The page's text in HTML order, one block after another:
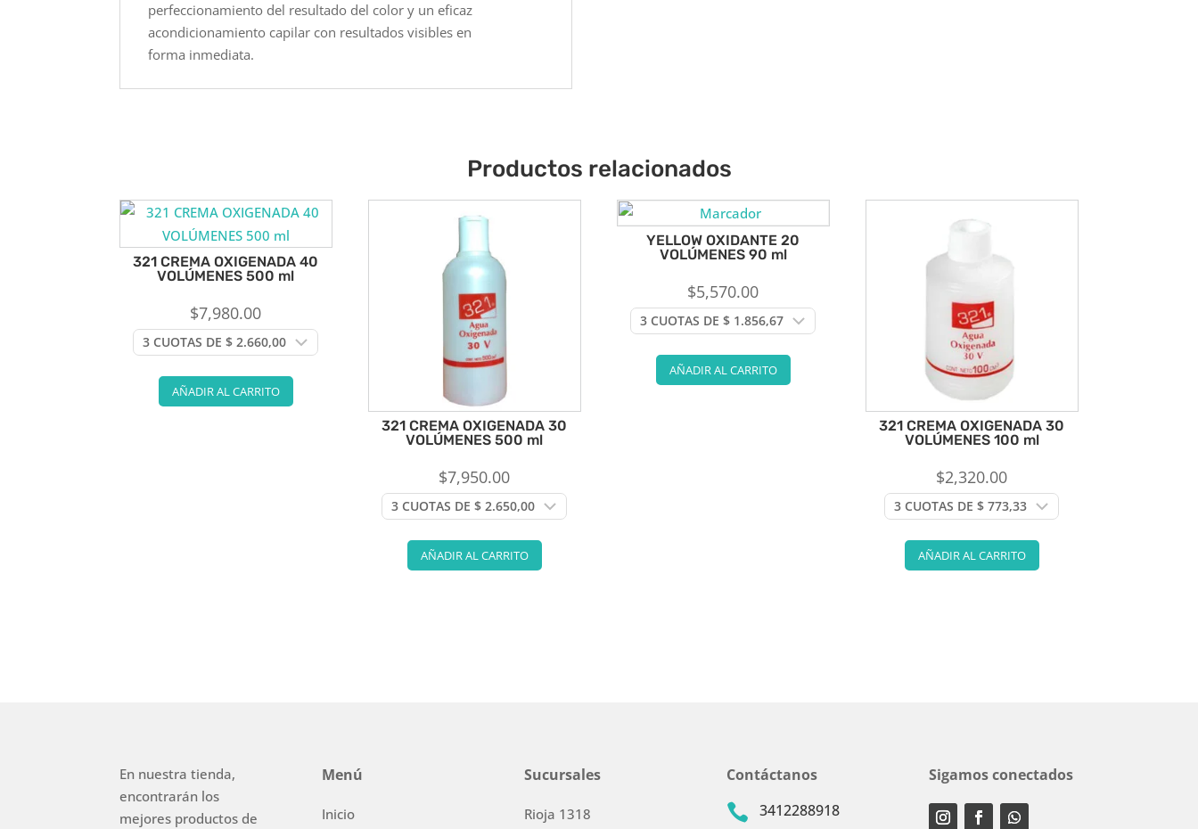
perfeccionamiento del resultado del color y un eficaz
acondicionamiento capilar con resultados visibles en
forma inmediata.
Productos relacionados
321 CREMA OXIGENADA 40
VOLÚMENES 500 ml
$7,980.00
AÑADIR AL CARRITO
321 CREMA OXIGENADA 30
VOLÚMENES 500 ml
$7,950.00
AÑADIR AL CARRITO
YELLOW OXIDANTE 20
VOLÚMENES 90 ml
$5,570.00
AÑADIR AL CARRITO
321 CREMA OXIGENADA 30
VOLÚMENES 100 ml
$2,320.00
AÑADIR AL CARRITO
En nuestra tienda,
encontrarán los
mejores productos de
Menú
Inicio
Sucursales
Rioja 1318
Contáctanos
 3412288918
Sigamos conectados